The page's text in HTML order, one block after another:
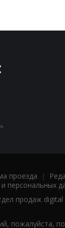
проезда |
персональных
продаж digital
пожалуйста,